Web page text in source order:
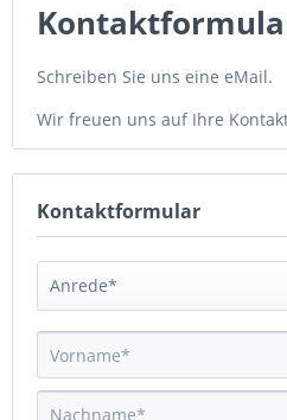
Schreiben Sie uns eine eMail.
Wir freuen uns auf Ihre
Kontaktformular